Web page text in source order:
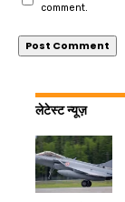
comment.
लेटेस्ट न्यूज़